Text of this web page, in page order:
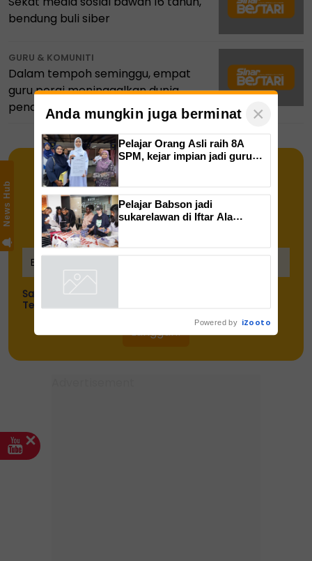
bendung buli siber
GURU & KOMUNITI
Dalam tempoh seminggu, empat
guru pergi meninggalkan dunia
pendidikan Sarawak
Dapatkan Info semasa pendidikan
terus ke inbox anda!
Saya telah memahami dan bersetuju dengan
Terma & Syarat
News Hub
Anda mungkin juga berminat ×
Pelajar Orang Asli raih 8A
SPM, kejar impian jadi guru
Pelajar Babson jadi
sukarelawan di Iftar Ala
Powered by iZooto